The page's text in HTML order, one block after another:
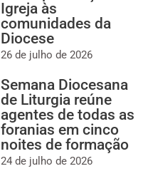
Igreja às
comunidades da
Diocese
26 de julho de 2026
Semana Diocesana
de Liturgia reúne
agentes de todas as
foranias em cinco
noites de formação
24 de julho de 2026